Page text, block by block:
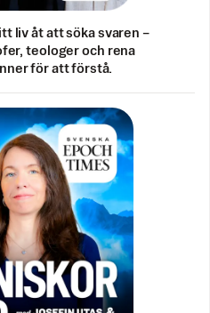
liv åt att söka svaren –
teologer och rena
för att förstå.